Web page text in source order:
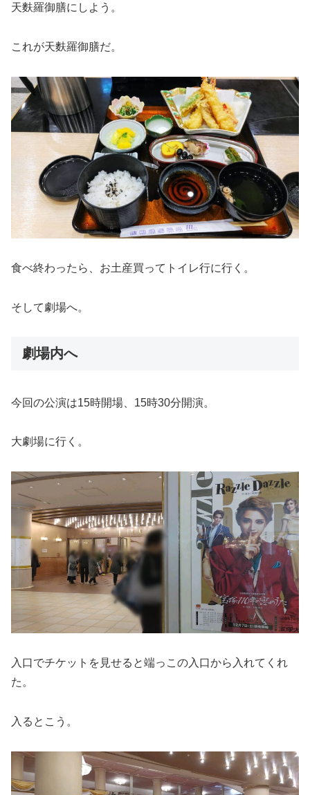
天麩羅御膳にしよう。
これが天麩羅御膳だ。
食べ終わったら、お土産買ってトイレ行に行く。
そして劇場へ。
劇場内へ
今回の公演は15時開場、15時30分開演。
大劇場に行く。
入口でチケットを見せると端っこの入口から入れてくれ
た。
入るとこう。